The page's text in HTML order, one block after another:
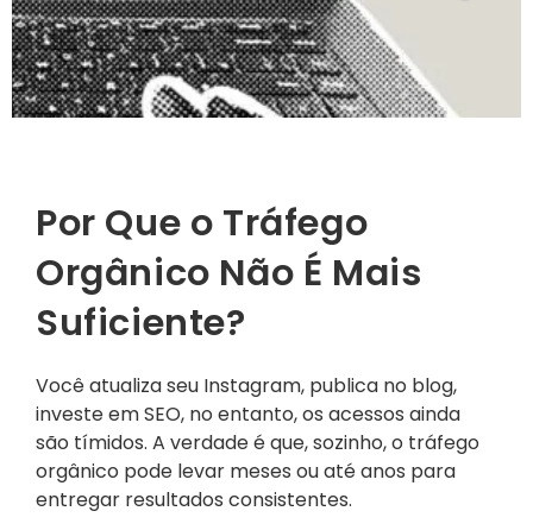
Por Que o Tráfego
Orgânico Não É Mais
Suficiente?
Você atualiza seu Instagram, publica no blog,
investe em SEO, no entanto, os acessos ainda
são tímidos. A verdade é que, sozinho, o tráfego
orgânico pode levar meses ou até anos para
entregar resultados consistentes.